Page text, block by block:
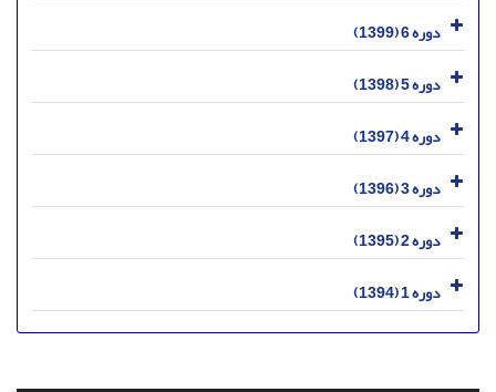
دوره 6 (1399)
دوره 5 (1398)
دوره 4 (1397)
دوره 3 (1396)
دوره 2 (1395)
دوره 1 (1394)